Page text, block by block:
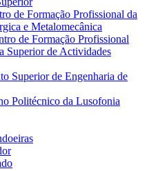
de Formação Profissional da
e Metalomecânica
de Formação Profissional
Superior de Actividades
Superior de Engenharia de
Politécnico da Lusofonia